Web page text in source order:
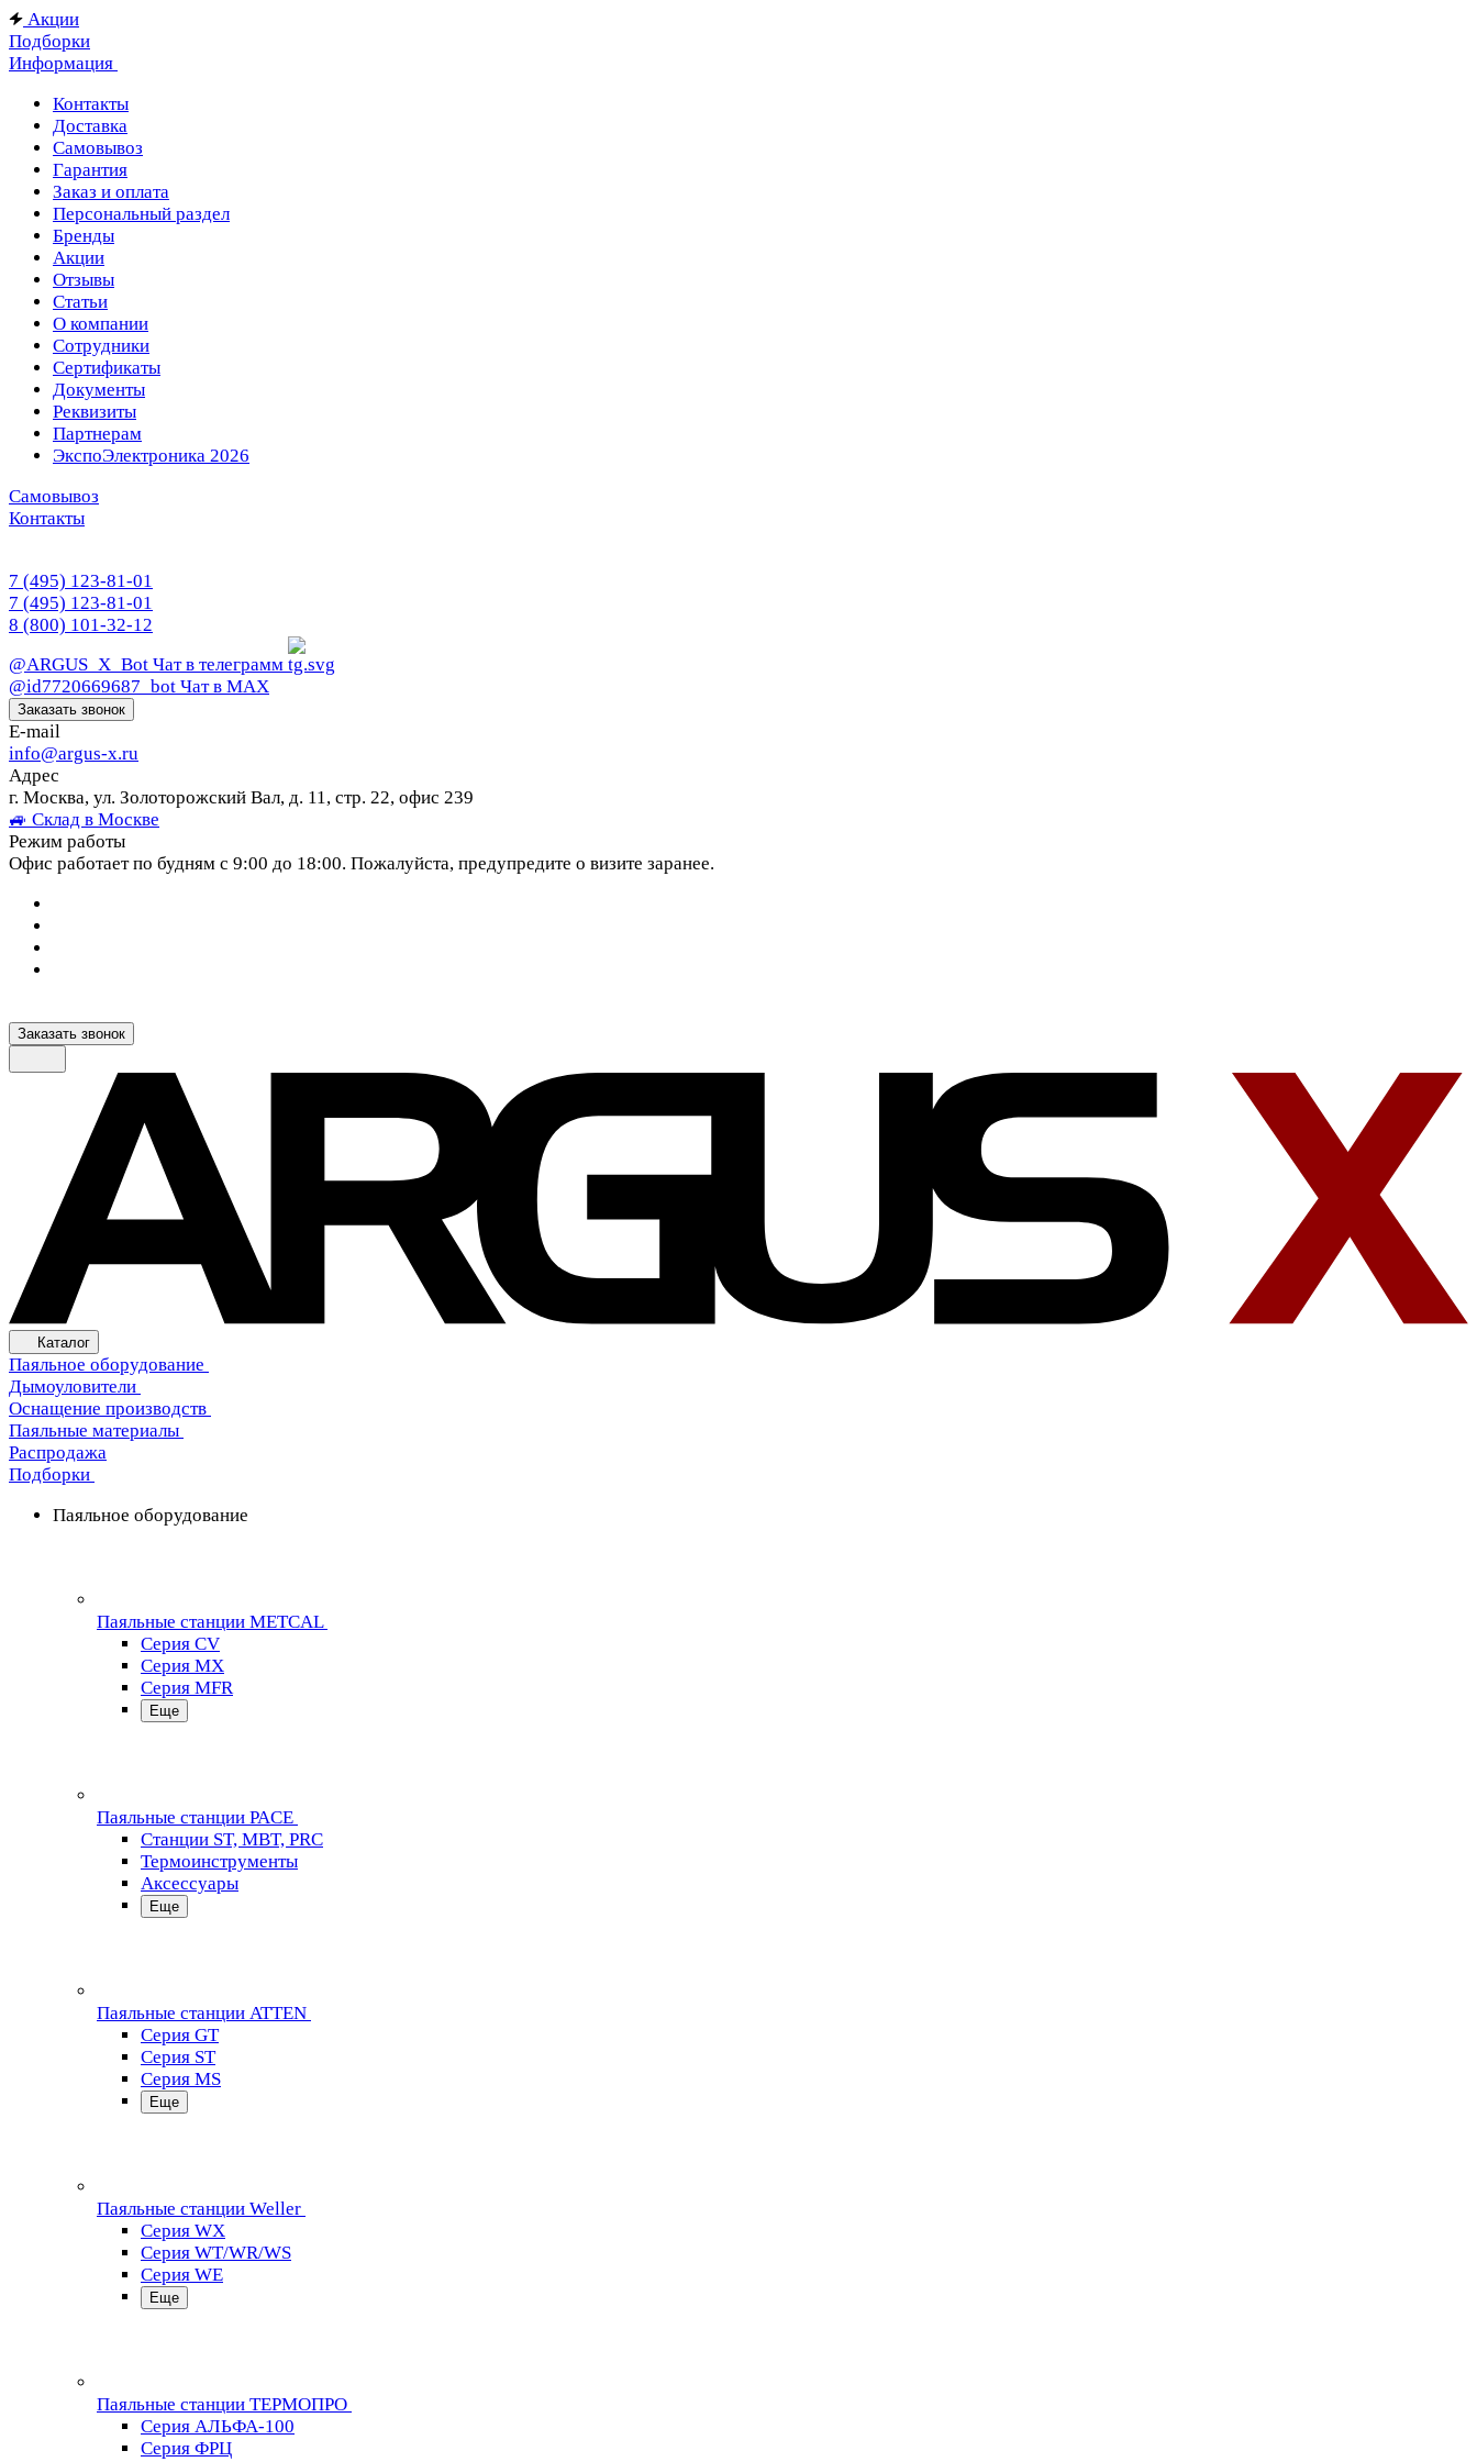
Акции
Подборки
Информация
Контакты
Доставка
Самовывоз
Гарантия
Заказ и оплата
Персональный раздел
Бренды
Акции
Отзывы
Статьи
О компании
Сотрудники
Сертификаты
Документы
Реквизиты
Партнерам
ЭкспоЭлектроника 2026
Самовывоз
Контакты
7 (495) 123-81-01
7 (495) 123-81-01
8 (800) 101-32-12
@ARGUS_X_Bot Чат в телеграмм
@id7720669687_bot Чат в МАХ
Заказать звонок
E-mail
info@argus-x.ru
Адрес
г. Москва, ул. Золоторожский Вал, д. 11, стр. 22, офис 239
🚙 Склад в Москве
Режим работы
Офис работает по будням с 9:00 до 18:00. Пожалуйста, предупредите о визите заранее.
Заказать звонок
Каталог
Паяльное оборудование
Дымоуловители
Оснащение производств
Паяльные материалы
Распродажа
Подборки
Паяльное оборудование
Паяльные станции METCAL
Серия CV
Серия MX
Серия MFR
Еще
Паяльные станции PACE
Станции ST, MBT, PRC
Термоинструменты
Аксессуары
Еще
Паяльные станции ATTEN
Серия GT
Серия ST
Серия MS
Еще
Паяльные станции Weller
Серия WX
Серия WT/WR/WS
Серия WE
Еще
Паяльные станции ТЕРМОПРО
Серия АЛЬФА-100
Серия ФРЦ